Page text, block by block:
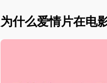
为什么爱情片在电